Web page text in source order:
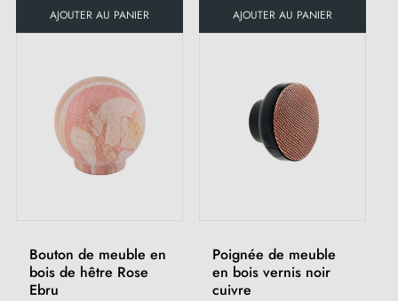
AJOUTER AU PANIER AJOUTER AU PANIER
Bouton de meuble en
bois de hêtre Rose
Ebru
Poignée de meuble
en bois vernis noir
cuivre